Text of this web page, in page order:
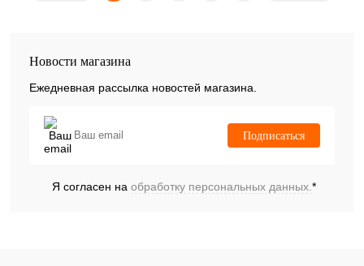
Новости магазина
Ежедневная рассылка новостей магазина.
Подписаться
Я согласен на обработку персональных данных.*